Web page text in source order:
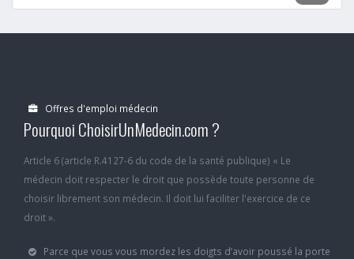
Offres d'emploi médecin
Pourquoi ChoisirUnMedecin.com ?
Article 6 (article R.4127-6 du code de la santé publique) « Le
médecin doit respecter le droit que possède toute personne de
choisir librement son médecin. Il doit lui faciliter l'exercice de ce
droit ».
Parce que vous vous mordez les doigts d’avoir poussé la porte